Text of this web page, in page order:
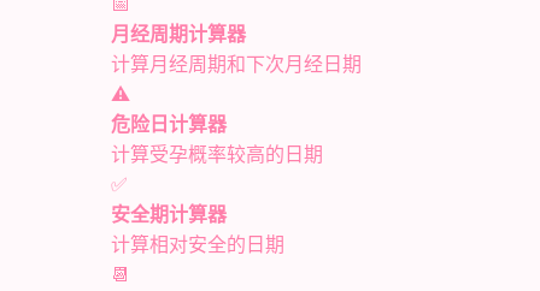
月经周期计算器
计算月经周期和下次月经日期
⚠️
危险日计算器
计算受孕概率较高的日期
✅
安全期计算器
计算相对安全的日期
📆